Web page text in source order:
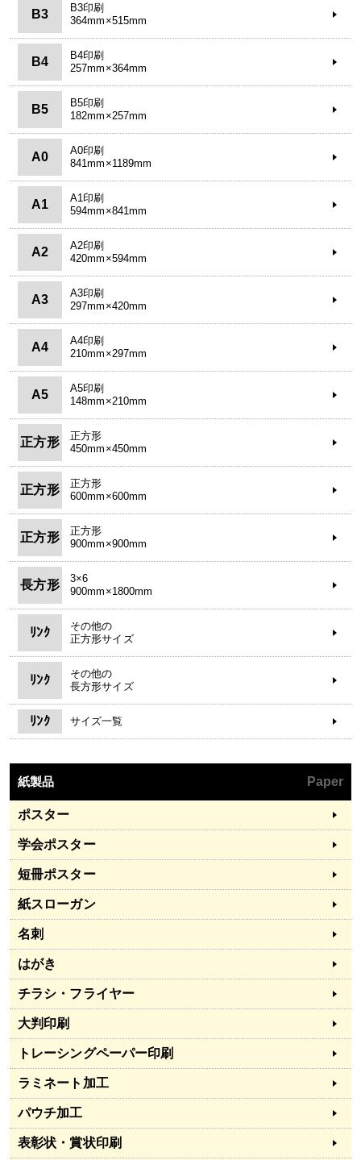
B3
B3印刷
364mm×515mm
B4
B4印刷
257mm×364mm
B5
B5印刷
182mm×257mm
A0
A0印刷
841mm×1189mm
A1
A1印刷
594mm×841mm
A2
A2印刷
420mm×594mm
A3
A3印刷
297mm×420mm
A4
A4印刷
210mm×297mm
A5
A5印刷
148mm×210mm
正方形
正方形
450mm×450mm
正方形
正方形
600mm×600mm
正方形
正方形
900mm×900mm
長方形
3×6
900mm×1800mm
ﾘﾝｸ
その他の
正方形サイズ
ﾘﾝｸ
その他の
長方形サイズ
ﾘﾝｸ サイズ一覧
紙製品 Paper
ポスター
学会ポスター
短冊ポスター
紙スローガン
名刺
はがき
チラシ・フライヤー
大判印刷
トレーシングペーパー印刷
ラミネート加工
パウチ加工
表彰状・賞状印刷